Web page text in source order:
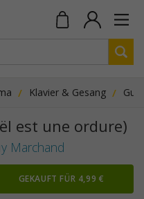
Klavier & Gesang
est une ordure)
Marchand
GEKAUFT FÜR 4,99 €